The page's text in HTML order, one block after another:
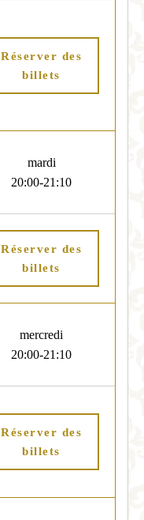
Réserver des
billets
mardi
20:00-21:10
Réserver des
billets
mercredi
20:00-21:10
Réserver des
billets